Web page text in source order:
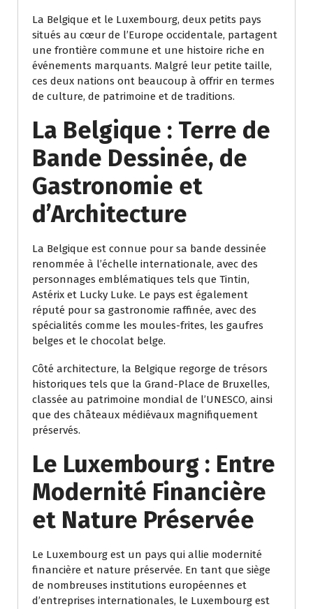
La Belgique et le Luxembourg, deux petits pays
situés au cœur de l’Europe occidentale, partagent
une frontière commune et une histoire riche en
événements marquants. Malgré leur petite taille,
ces deux nations ont beaucoup à offrir en termes
de culture, de patrimoine et de traditions.
La Belgique : Terre de
Bande Dessinée, de
Gastronomie et
d’Architecture
La Belgique est connue pour sa bande dessinée
renommée à l’échelle internationale, avec des
personnages emblématiques tels que Tintin,
Astérix et Lucky Luke. Le pays est également
réputé pour sa gastronomie raffinée, avec des
spécialités comme les moules-frites, les gaufres
belges et le chocolat belge.
Côté architecture, la Belgique regorge de trésors
historiques tels que la Grand-Place de Bruxelles,
classée au patrimoine mondial de l’UNESCO, ainsi
que des châteaux médiévaux magnifiquement
préservés.
Le Luxembourg : Entre
Modernité Financière
et Nature Préservée
Le Luxembourg est un pays qui allie modernité
financière et nature préservée. En tant que siège
de nombreuses institutions européennes et
d’entreprises internationales, le Luxembourg est